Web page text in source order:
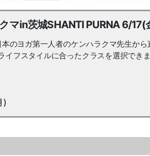
マin茨城SHANTI PURNA 6/
本のヨガ第一人者のケンハラクマ先生か
イフスタイルに合ったクラスを選択でき
)